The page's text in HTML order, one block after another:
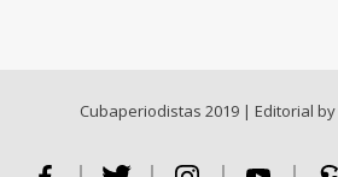
Cubaperiodistas 2019 | Editorial by